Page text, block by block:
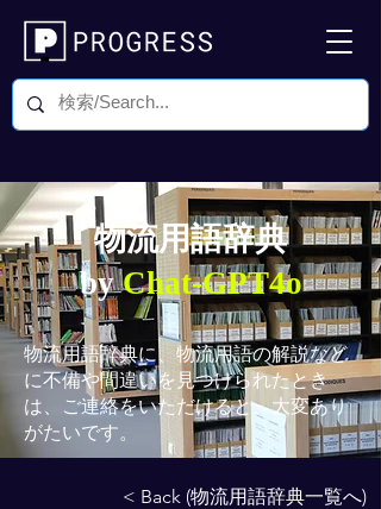
物流用語辞典
byChat-GPT4o
物流用語辞典に、物流用語の解説など
に不備や間違いを見つけられたとき
は、ご連絡をいただけると、大変あり
がたいです。
< Back (物流用語辞典一覧へ)